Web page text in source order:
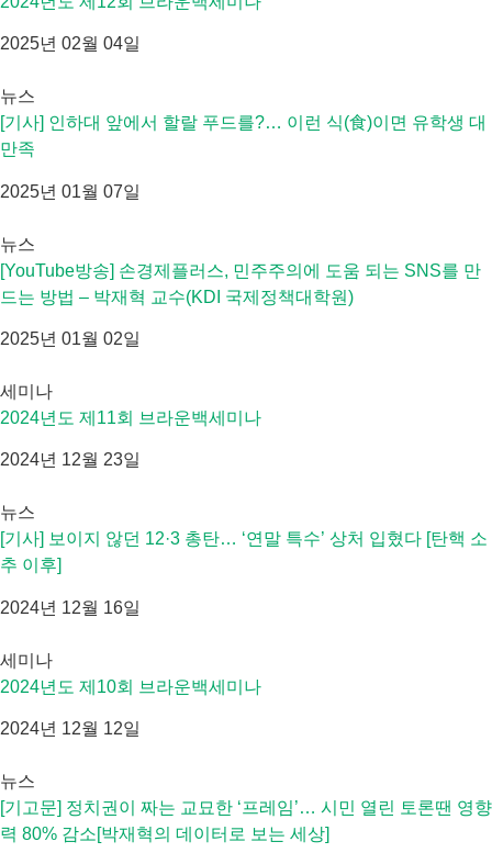
2025년 02월 04일
뉴스
[기사] 인하대 앞에서 할랄 푸드를?… 이런 식(食)이면 유학생 대
만족
2025년 01월 07일
뉴스
[YouTube방송] 손경제플러스, 민주주의에 도움 되는 SNS를 만
드는 방법 – 박재혁 교수(KDI 국제정책대학원)
2025년 01월 02일
세미나
2024년도 제11회 브라운백세미나
2024년 12월 23일
뉴스
[기사] 보이지 않던 12·3 총탄… ‘연말 특수’ 상처 입혔다 [탄핵 소
추 이후]
2024년 12월 16일
세미나
2024년도 제10회 브라운백세미나
2024년 12월 12일
뉴스
[기고문] 정치권이 짜는 교묘한 ‘프레임’… 시민 열린 토론땐 영향
력 80% 감소[박재혁의 데이터로 보는 세상]